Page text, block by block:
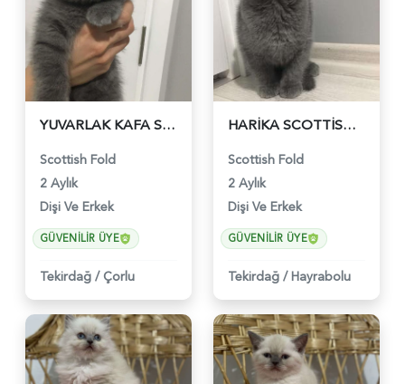
YUVARLAK KAFA SCOTTİSH FOLD DİŞİ VE ERKEK - 454
Scottish Fold
2 Aylık
Dişi Ve Erkek
GÜVENILIR ÜYE
Tekirdağ / Çorlu
HARİKA SCOTTİSH FOLD YAVRULARIMIZ - 455
Scottish Fold
2 Aylık
Dişi Ve Erkek
GÜVENILIR ÜYE
Tekirdağ / Hayrabolu